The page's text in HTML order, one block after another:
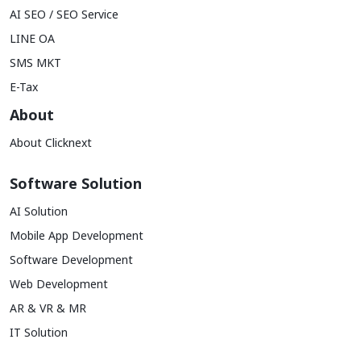
AI SEO / SEO Service
LINE OA
SMS MKT
E-Tax
About
About Clicknext
Software Solution
AI Solution
Mobile App Development
Software Development
Web Development
AR & VR & MR
IT Solution